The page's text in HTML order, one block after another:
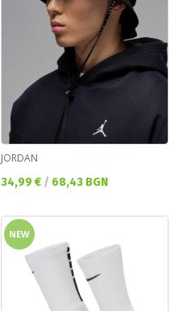
JORDAN
Текуща цена:
34,99 € / 68,43 BGN
NEW